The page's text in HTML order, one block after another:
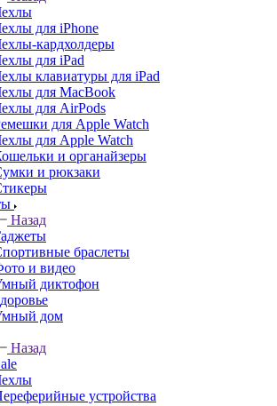
для iPhone
кардхолдеры
для iPad
клавиатуры для iPad
для MacBook
для AirPods
для Apple Watch
для Apple Watch
и органайзеры
и рюкзаки
Назад
браслеты
и видео
диктофон
дом
Назад
устройства